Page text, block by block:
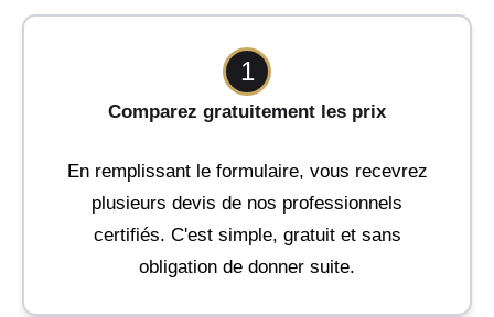
1
Comparez gratuitement les prix
En remplissant le formulaire, vous recevrez
plusieurs devis de nos professionnels
certifiés. C'est simple, gratuit et sans
obligation de donner suite.